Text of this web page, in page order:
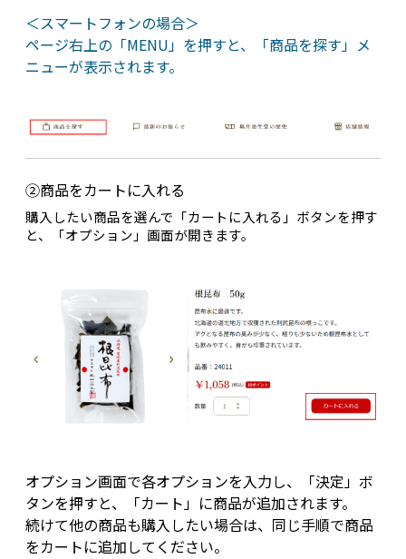
＜スマートフォンの場合＞
ページ右上の「MENU」を押すと、「商品を探す」メ
ニューが表示されます。
②商品をカートに入れる
購入したい商品を選んで「カートに入れる」ボタンを押す
と、「オプション」画面が開きます。
オプション画面で各オプションを入力し、「決定」ボ
タンを押すと、「カート」に商品が追加されます。
続けて他の商品も購入したい場合は、同じ手順で商品
をカートに追加してください。